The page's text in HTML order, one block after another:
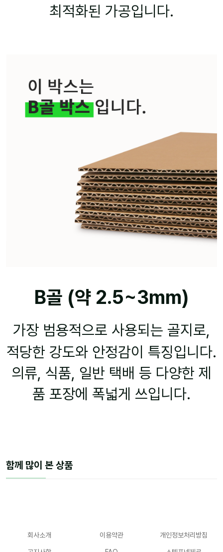
최적화된 가공입니다.
B골 (약 2.5~3mm)
가장 범용적으로 사용되는 골지로,
적당한 강도와 안정감이 특징입니다.
의류, 식품, 일반 택배 등 다양한 제
품 포장에 폭넓게 쓰입니다.
함께 많이 본 상품
회사소개 이용약관 개인정보처리방침